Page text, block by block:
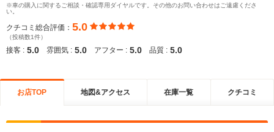
※車の購入に関するご相談・確認専用ダイヤルです。その他のお問い合わせはご遠慮くださ
い。
クチコミ総合評価： 5.0
（投稿数1件）
接客 : 5.0 雰囲気 : 5.0 アフター : 5.0 品質 : 5.0
お店TOP 地図&アクセス 在庫一覧 クチコミ